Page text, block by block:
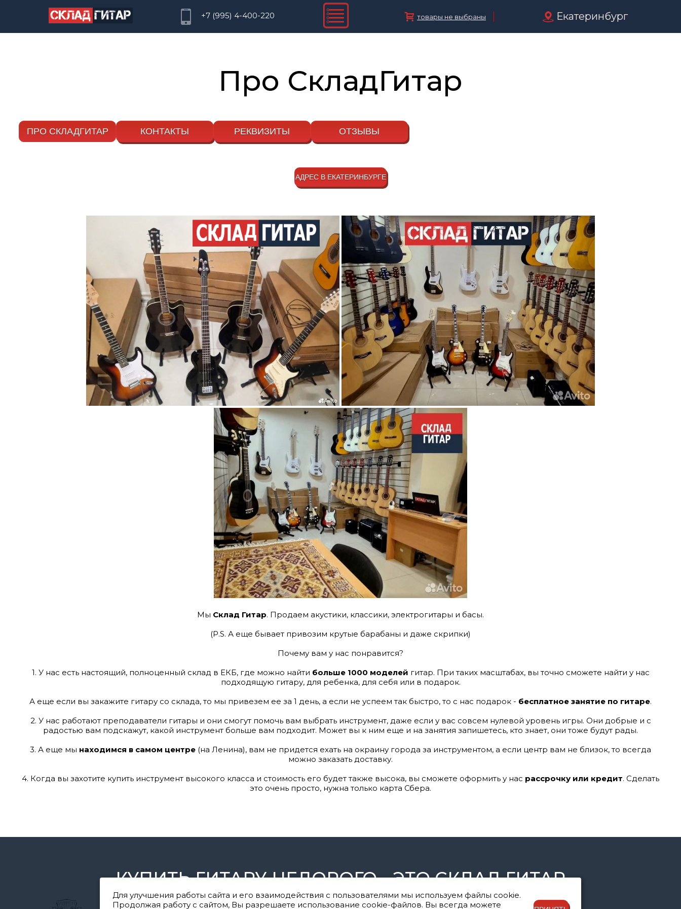
+7 (995) 4-400-220 товары не выбраны Екатеринбург
Про СкладГитар
ПРО СКЛАДГИТАР КОНТАКТЫ РЕКВИЗИТЫ ОТЗЫВЫ
АДРЕС В ЕКАТЕРИНБУРГЕ
Екатеринбург
Мы Склад Гитар. Продаем акустики, классики, электрогитары и басы.
(P.S. А еще бывает привозим крутые барабаны и даже скрипки)
Почему вам у нас понравится?
1. У нас есть настоящий, полноценный склад в ЕКБ, где можно найти больше 1000 моделей гитар. При таких масштабах, вы точно сможете найти у нас
подходящую гитару, для ребенка, для себя или в подарок.
А еще если вы закажите гитару со склада, то мы привезем ее за 1 день, а если не успеем так быстро, то с нас подарок - бесплатное занятие по гитаре.
2. У нас работают преподаватели гитары и они смогут помочь вам выбрать инструмент, даже если у вас совсем нулевой уровень игры. Они добрые и с
радостью вам подскажут, какой инструмент больше вам подходит. Может вы к ним еще и на занятия запишетесь, кто знает, они тоже будут рады.
3. А еще мы находимся в самом центре (на Ленина), вам не придется ехать на окраину города за инструментом, а если центр вам не близок, то всегда
можно заказать доставку.
4. Когда вы захотите купить инструмент высокого класса и стоимость его будет также высока, вы сможете оформить у нас рассрочку или кредит. Сделать
это очень просто, нужна только карта Сбера.
Для улучшения работы сайта и его взаимодействия с пользователями мы используем файлы cookie.
Продолжая работу с сайтом, Вы разрешаете использование cookie-файлов. Вы всегда можете
КУПИТЬ ГИТАРУ НЕДОРОГО - ЭТО СКЛАД ГИТАР
Каталог гитар и аксессуаров